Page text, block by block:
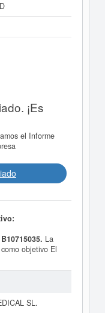
¡Es
el Informe
La
objetivo El
y realización de
de servicios
de la salud.
y se dió del alta
SL.